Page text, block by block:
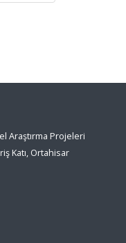
Araştırma Projeleri
Katı, Ortahisar